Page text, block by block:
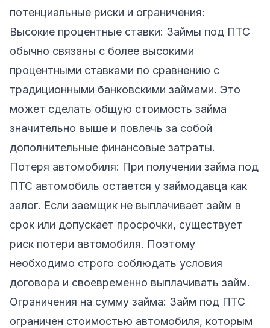
потенциальные риски и ограничения:
Высокие процентные ставки: Займы под ПТС
обычно связаны с более высокими
процентными ставками по сравнению с
традиционными банковскими займами. Это
может сделать общую стоимость займа
значительно выше и повлечь за собой
дополнительные финансовые затраты.
Потеря автомобиля: При получении займа под
ПТС автомобиль остается у займодавца как
залог. Если заемщик не выплачивает займ в
срок или допускает просрочки, существует
риск потери автомобиля. Поэтому
необходимо строго соблюдать условия
договора и своевременно выплачивать займ.
Ограничения на сумму займа: Займ под ПТС
ограничен стоимостью автомобиля, которым